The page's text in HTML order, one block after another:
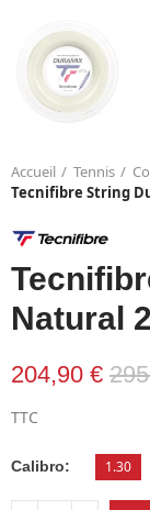
Accueil Tennis
Tecnifibre String
Natural
204,90 €
TTC
Calibro 1.30